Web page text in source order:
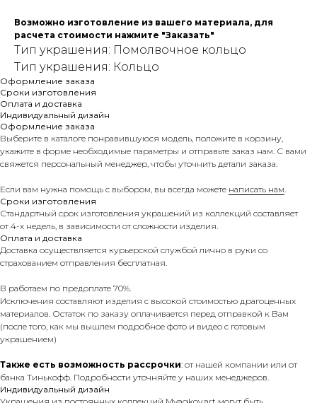
Возможно изготовление из вашего материала, для
расчета стоимости нажмите "Заказать"
Тип украшения: Помолвочное кольцо
Тип украшения: Кольцо
Оформление заказа
Сроки изготовления
Оплата и доставка
Индивидуальный дизайн
Оформление заказа
Выберите в каталоге понравившуюся модель, положите в корзину,
укажите в форме необходимые параметры и отправьте заказ нам. С вами
свяжется персональный менеджер, чтобы уточнить детали заказа.
Если вам нужна помощь с выбором, вы всегда можете написать нам.
Сроки изготовления
Стандартный срок изготовления украшений из коллекций составляет
от 4-х недель, в зависимости от сложности изделия.
Оплата и доставка
Доставка осуществляется курьерской службой лично в руки со
страхованием отправления бесплатная.
В работаем по предоплате 70%.
Исключения составляют изделия с высокой стоимостью драгоценных
материалов. Остаток по заказу оплачивается перед отправкой к Вам
(после того, как мы вышлем подробное фото и видео с готовым
украшением)
Также есть возможность рассрочки: от нашей компании или от
банка Тинькофф. Подробности уточняйте у наших менеджеров.
Индивидуальный дизайн